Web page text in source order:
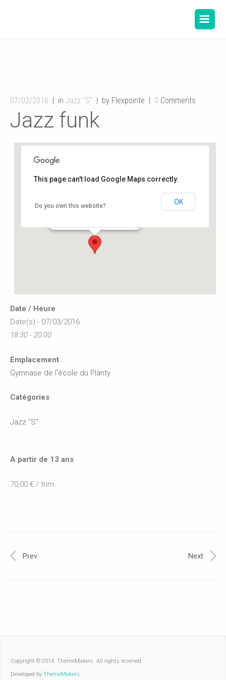
07/03/2016 in Jazz "S" by Flexpointe 0 Comments
Jazz funk
Gymnase de l’école du Planty
8 rue des écoles - Buxerolles
This page can't load Google Maps correctly.
Do you own this website?
OK
Date / Heure
Date(s) - 07/03/2016
18:30 - 20:00
Emplacement
Gymnase de l'école du Planty
Catégories
Jazz "S"
A partir de 13 ans
70,00 € / trim.
Prev Next
Copyright © 2014. ThemeMakers. All rights reserved
Developed by ThemeMakers